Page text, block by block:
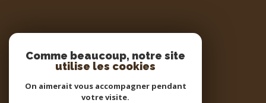
PROPRIÉTAIRE
Se connecter
Comme beaucoup, notre site
utilise les cookies
On aimerait vous accompagner pendant
votre visite.